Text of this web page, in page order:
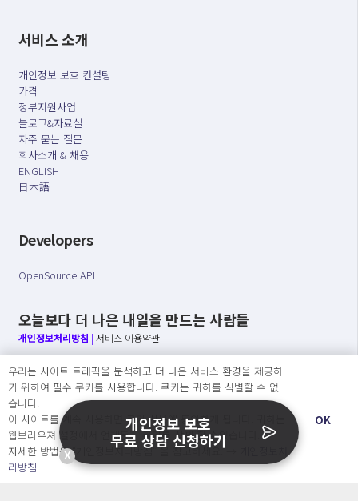
서비스 소개
개인정보 보호 컨설팅
가격
정부지원사업
블로그&자료실
자주 묻는 질문
회사소개 & 채용
ENGLISH
日本語
Developers
OpenSource API
오늘보다 더 나은 내일을 만드는 사람들
개인정보처리방침 | 서비스 이용약관
○ 개인정보보호 컴플라이언스를 선도하겠습니다.
○ 정보주체의 권리를 보장하겠습니다.
○ 기업의 개인정보보호를 위한 효율적 관리를 보장하겠습니다.
Copyright Ⓒ
2026 O.NE PEOPLE Co., Ltd. All rights reserved.
우리는 사이트 트래픽을 분석하고 더 나은 서비스 환경을 제공하
기 위하여 필수 쿠키를 사용합니다. 쿠키는 귀하를 식별할 수 없
습니다.
이 사이트를 계속 사용하면 쿠키 사용에 동의하게 됩니다. 귀하는
웹브라우져 설정에서 언제든지 쿠키를 삭제 할 수있습니다.
자세한 방법은 “개인정보처리방침” 을 참고하세요. →
리방침
OK
X
개인정보 보호
무료 상담 신청하기